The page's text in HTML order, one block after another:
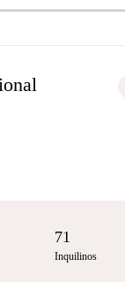
71
Inquilinos